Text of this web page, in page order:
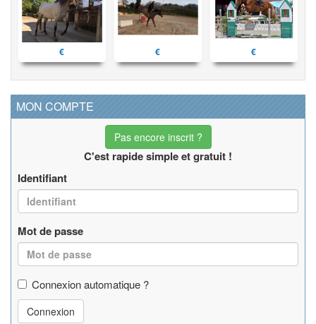
€ € €
MON COMPTE
Pas encore inscrit ?
C'est rapide simple et gratuit !
Identifiant
Mot de passe
Connexion automatique ?
Connexion